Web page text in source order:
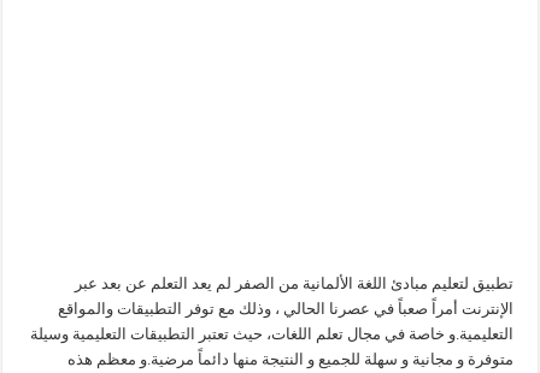
تطبيق لتعليم مبادئ اللغة الألمانية من الصفر لم يعد التعلم عن بعد عبر
الإنترنت أمراً صعباً في عصرنا الحالي ، وذلك مع توفر التطبيقات والمواقع
التعليمية.و خاصة في مجال تعلم اللغات، حيث تعتبر التطبيقات التعليمية وسيلة
متوفرة و مجانية و سهلة للجميع و النتيجة منها دائماً مرضية.و معظم هذه